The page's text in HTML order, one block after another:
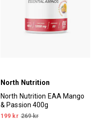
North Nutrition
North Nutrition EAA Mango
& Passion 400g
199 kr 269 kr